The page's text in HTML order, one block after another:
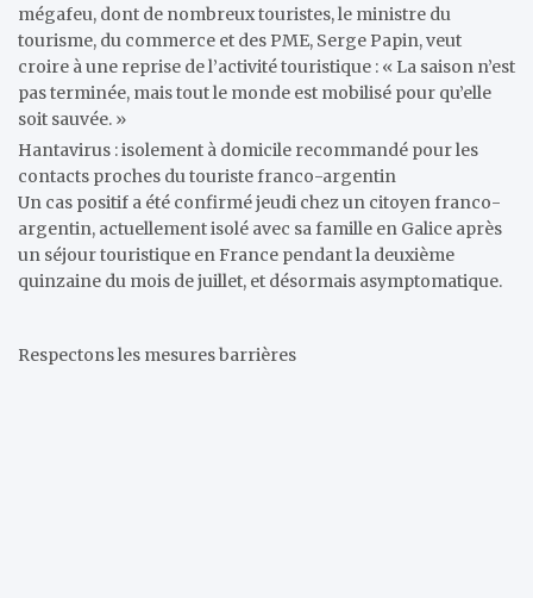
mégafeu, dont de nombreux touristes, le ministre du
tourisme, du commerce et des PME, Serge Papin, veut
croire à une reprise de l’activité touristique : « La saison n’est
pas terminée, mais tout le monde est mobilisé pour qu’elle
soit sauvée. »
Hantavirus : isolement à domicile recommandé pour les
contacts proches du touriste franco-argentin
Un cas positif a été confirmé jeudi chez un citoyen franco-
argentin, actuellement isolé avec sa famille en Galice après
un séjour touristique en France pendant la deuxième
quinzaine du mois de juillet, et désormais asymptomatique.
Respectons les mesures barrières